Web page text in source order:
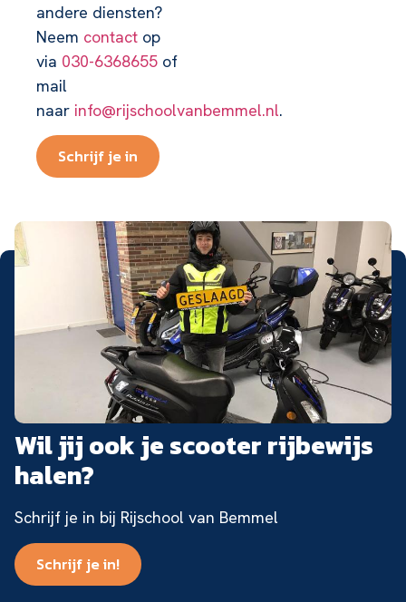
andere diensten?
Neem contact op
via 030-6368655 of
mail
naar info@rijschoolvanbemmel.nl.
Schrijf je in
Wil jij ook je scooter rijbewijs
halen?
Schrijf je in bij Rijschool van Bemmel
Schrijf je in!